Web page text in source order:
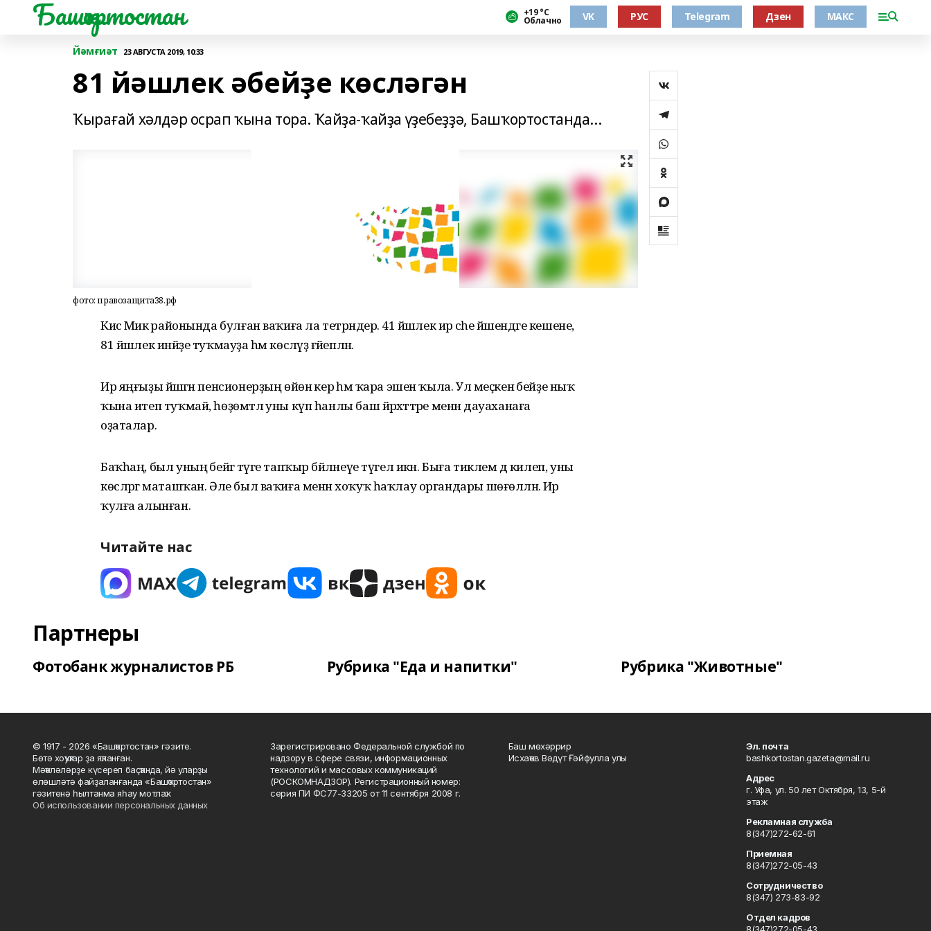
Башҡортостан +19 °С
Облачно VK РУС Telegram Дзен МАКС
Йәмғиәт 23 АВГУСТА 2019, 10:33
81 йәшлек әбейҙе көсләгән
Ҡырағай хәлдәр осрап ҡына тора. Ҡайҙа-ҡайҙа үҙебеҙҙә, Башҡортостанда...
фото: правозащита38.рф
Кисә Миәкә районында булған ваҡиға ла тетрәндерә. 41 йәшлек ир әсәһе йәшендәге кешене,
81 йәшлек инәйҙе туҡмауҙа һәм көсләүҙә ғәйепләнә.
Ир яңғыҙы йәшәгән пенсионерҙың өйөнә керә һәм ҡара эшен ҡыла. Ул меҫкен әбейҙе ныҡ
ҡына итеп туҡмай, һөҙөмтәлә уны күп һанлы баш йәрәхәттәре менән дауаханаға
оҙаталар.
Баҡһаң, был уның әбейгә тәүге тапҡыр бәйләнеүе түгел икән. Быға тиклем дә килеп, уны
көсләргә маташҡан. Әле был ваҡиға менән хоҡуҡ һаҡлау органдары шөғөлләнә. Ир
ҡулға алынған.
Читайте нас
Партнеры
Фотобанк журналистов РБ Рубрика "Еда и напитки" Рубрика "Животные"
© 1917 - 2026 «Башҡортостан» гәзите.
Бөтә хоҡуҡтар ҙа яҡланған.
Мәҡәләләрҙе күсереп баҫҡанда, йә уларҙы
өлөшләтә файҙаланғанда «Башҡортостан»
гәзитенә һылтанма яһау мотлаҡ.
Об использовании персональных данных
Зарегистрировано Федеральной службой по
надзору в сфере связи, информационных
технологий и массовых коммуникаций
(РОСКОМНАДЗОР). Регистрационный номер:
серия ПИ ФС77-33205 от 11 сентября 2008 г.
Баш мөхәррир
Исхаҡов Вәдүт Ғәйфулла улы
Эл. почта
bashkortostan.gazeta@mail.ru
Адрес
г. Уфа, ул. 50 лет Октября, 13, 5-й
этаж
Рекламная служба
8(347)272-62-61
Приемная
8(347)272-05-43
Сотрудничество
8(347) 273-83-92
Отдел кадров